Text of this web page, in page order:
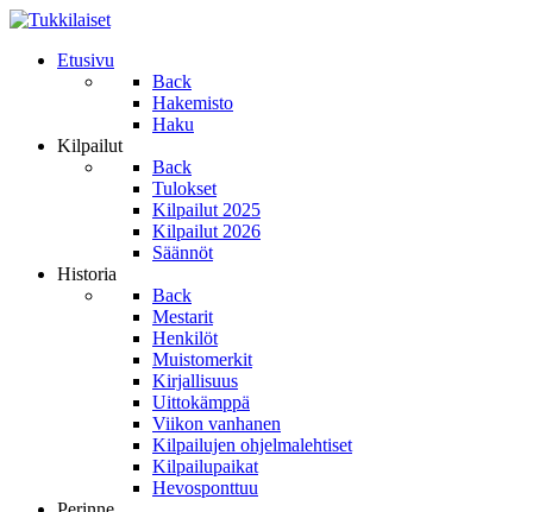
Etusivu
Back
Hakemisto
Haku
Kilpailut
Back
Tulokset
Kilpailut 2025
Kilpailut 2026
Säännöt
Historia
Back
Mestarit
Henkilöt
Muistomerkit
Kirjallisuus
Uittokämppä
Viikon vanhanen
Kilpailujen ohjelmalehtiset
Kilpailupaikat
Hevosponttuu